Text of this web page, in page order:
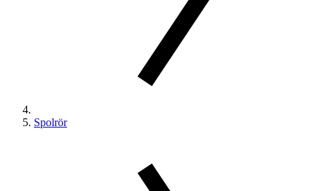
Spolrör